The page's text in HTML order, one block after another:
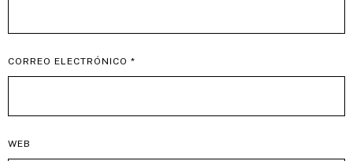
CORREO ELECTRÓNICO *
WEB